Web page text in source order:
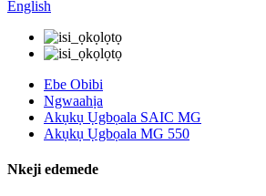
English
Ebe Obibi
Ngwaahịa
Akụkụ Ụgbọala SAIC MG
Akụkụ Ụgbọala MG 550
Nkeji edemede